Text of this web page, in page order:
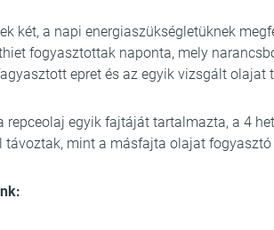
két, a napi energiaszükségletüknek
fogyasztottak naponta, mely
epret és az egyik vizsgált olajat
repceolaj egyik fajtáját tartalmazta, a 4
távoztak, mint a másfajta olajat fogyasztó